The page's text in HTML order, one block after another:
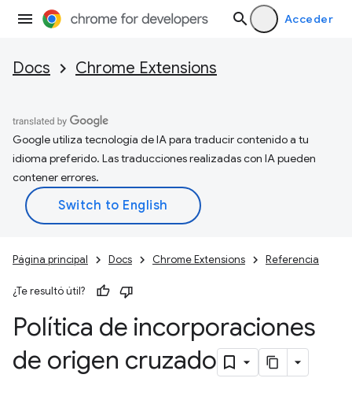
Acceder
Docs Chrome Extensions
Google utiliza tecnología de IA para traducir contenido a tu
idioma preferido. Las traducciones realizadas con IA pueden
contener errores.
Página principal Docs Chrome Extensions Referencia
¿Te resultó útil?
Política de incorporaciones
de origen cruzado